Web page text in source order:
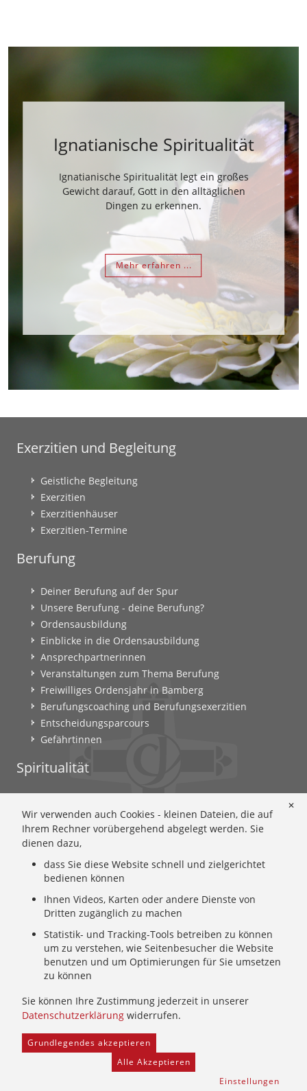
Ignatianische Spiritualität
Ignatianische Spiritualität legt ein großes
Gewicht darauf, Gott in den alltäglichen
Dingen zu erkennen.
Mehr erfahren ...
Exerzitien und Begleitung
Geistliche Begleitung
Exerzitien
Exerzitienhäuser
Exerzitien-Termine
Berufung
Deiner Berufung auf der Spur
Unsere Berufung - deine Berufung?
Ordensausbildung
Einblicke in die Ordensausbildung
Ansprechpartnerinnen
Veranstaltungen zum Thema Berufung
Freiwilliges Ordensjahr in Bamberg
Berufungscoaching und Berufungsexerzitien
Entscheidungsparcours
Gefährtinnen
Spiritualität
Ignatianisch beten: Wie geht das? Eine Anleitung
Ignatianisch und weiblich: Mary Wards Spiritualität
Mary-Ward: Geschichte und Texte im Überblick
Mary Ward 400: Mary Wards erster Weg nach Rom
Spirituelle Impulse
Zeitschrift: Spiritualität konkret
Gemeinschaft
Wer wir sind: Ignatianisch - Weiblich - CJ
Wie wir leben: Unsere Sendung
Wer uns führt: Unsere Ordensleitung
Facebook
Freie Stellen
Schutz und Prävention
✕
Wir verwenden auch Cookies - kleinen Dateien, die auf
Ihrem Rechner vorübergehend abgelegt werden. Sie
dienen dazu,
dass Sie diese Website schnell und zielgerichtet
bedienen können
Ihnen Videos, Karten oder andere Dienste von
Dritten zugänglich zu machen
Statistik- und Tracking-Tools betreiben zu können
um zu verstehen, wie Seitenbesucher die Website
benutzen und um Optimierungen für Sie umsetzen
zu können
Sie können Ihre Zustimmung jederzeit in unserer
Datenschutzerklärung widerrufen.
Grundlegendes akzeptieren
Alle Akzeptieren
Einstellungen